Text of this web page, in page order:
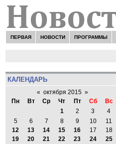
ПЕРВАЯ НОВОСТИ ПРОГРАММЫ
КАЛЕНДАРЬ
« октября 2015 »
Пн
Вт Ср Чт Пт Сб
Вс
1
2 3
4
5
6 7 8 9 10
11
12
13 14 15 16 17
18
19
20 21 22 23 24
25